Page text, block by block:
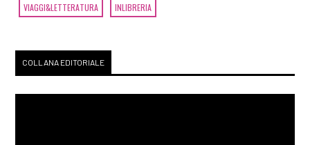
VIAGGI&LETTERATURA INLIBRERIA
COLLANA EDITORIALE